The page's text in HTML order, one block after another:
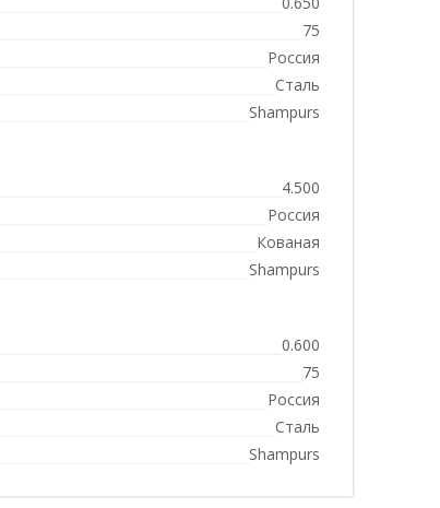
75
Россия
Сталь
Shampurs
4.500
Россия
Кованая
Shampurs
0.600
75
Россия
Сталь
Shampurs